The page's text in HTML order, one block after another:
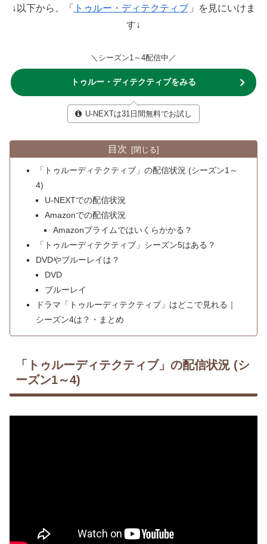
↓以下から、「 トゥルー・ディテクティブ 」を見にいけま
す↓
＼シーズン1～4配信中／
トゥルー・ディテクティブをみる
U-NEXTは31日間無料でお試し
目次
「トゥルーディテクティブ」の配信状況 (シーズン1～
4)
U-NEXTでの配信状況
Amazonでの配信状況
Amazonプライムではいくらかかる？
「トゥルーディテクティブ」シーズン5はある？
DVDやブルーレイは？
DVD
ブルーレイ
ドラマ「トゥルーディテクティブ」はどこで見れる｜
シーズン4は？・まとめ
「トゥルーディテクティブ」の配信状況 (シ
ーズン1～4)